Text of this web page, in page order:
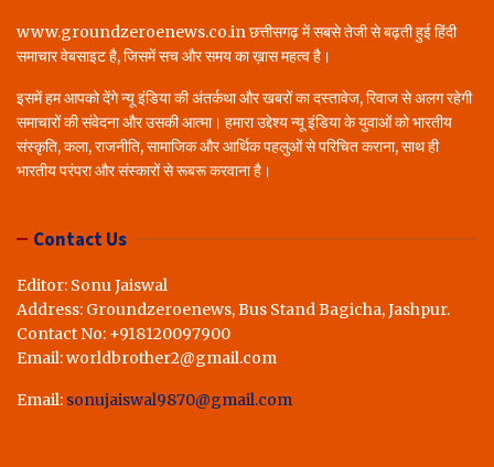
www.groundzeroenews.co.in छत्तीसगढ़ में सबसे तेजी से बढ़ती हुई हिंदी
समाचार वेबसाइट है, जिसमें सच और समय का ख़ास महत्व है।
इसमें हम आपको देंगे न्यू इंडिया की अंतर्कथा और खबरों का दस्तावेज, रिवाज से अलग रहेगी
समाचारों की संवेदना और उसकी आत्मा। हमारा उद्देश्य न्यू इंडिया के युवाओं को भारतीय
संस्कृति, कला, राजनीति, सामाजिक और आर्थिक पहलुओं से परिचित कराना, साथ ही
भारतीय परंपरा और संस्कारों से रूबरू करवाना है।
Contact Us
Editor: Sonu Jaiswal
Address: Groundzeroenews, Bus Stand Bagicha, Jashpur.
Contact No: +918120097900
Email: worldbrother2@gmail.com
Email: sonujaiswal9870@gmail.com